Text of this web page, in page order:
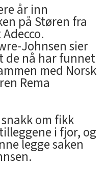
år inn
på Støren fra
Johnsen sier
de nå har funnet
med Norsk
Rema
om fikk
i fjor, og
legge saken